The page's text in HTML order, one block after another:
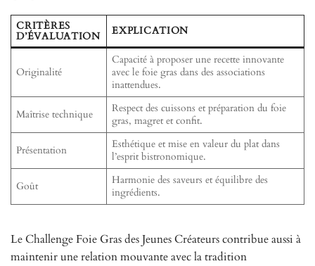
CRITÈRES
D’ÉVALUATION EXPLICATION
Originalité
Capacité à proposer une recette innovante
avec le foie gras dans des associations
inattendues.
Maîtrise technique
Respect des cuissons et préparation du foie
gras, magret et confit.
Présentation
Esthétique et mise en valeur du plat dans
l’esprit bistronomique.
Goût
Harmonie des saveurs et équilibre des
ingrédients.
Le Challenge Foie Gras des Jeunes Créateurs contribue aussi à
maintenir une relation mouvante avec la tradition